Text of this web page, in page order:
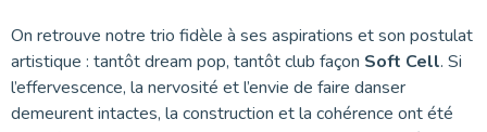
On retrouve notre trio fidèle à ses aspirations et son postulat
artistique : tantôt dream pop, tantôt club façon Soft Cell. Si
l’effervescence, la nervosité et l’envie de faire danser
demeurent intactes, la construction et la cohérence ont été